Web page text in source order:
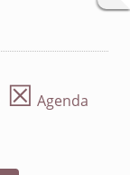
☒ Agenda